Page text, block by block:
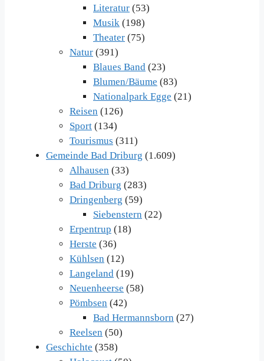
Literatur (53)
Musik (198)
Theater (75)
Natur (391)
Blaues Band (23)
Blumen/Bäume (83)
Nationalpark Egge (21)
Reisen (126)
Sport (134)
Tourismus (311)
Gemeinde Bad Driburg (1.609)
Alhausen (33)
Bad Driburg (283)
Dringenberg (59)
Siebenstern (22)
Erpentrup (18)
Herste (36)
Kühlsen (12)
Langeland (19)
Neuenheerse (58)
Pömbsen (42)
Bad Hermannsborn (27)
Reelsen (50)
Geschichte (358)